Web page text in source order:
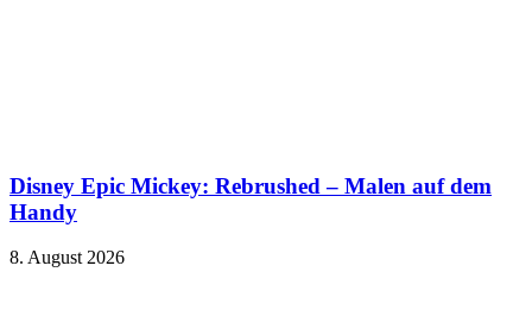
Disney Epic Mickey: Rebrushed – Malen auf dem
Handy
8. August 2026